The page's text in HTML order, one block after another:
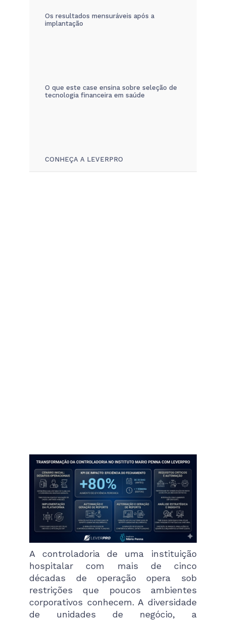
Os resultados mensuráveis após a
implantação
O que este case ensina sobre seleção de
tecnologia financeira em saúde
CONHEÇA A LEVERPRO
A controladoria de uma instituição
hospitalar com mais de cinco
décadas de operação opera sob
restrições que poucos ambientes
corporativos conhecem. A diversidade
de unidades de negócio, a